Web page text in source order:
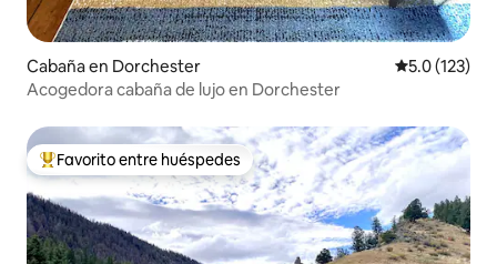
Cabaña en Dorchester Calificación
5.0 (123)
Acogedora cabaña de lujo en Dorchester
Favorito entre huéspedes preferido
Favorito entre huéspedes